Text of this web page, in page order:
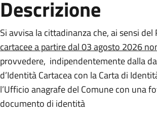
Descrizione
Si avvisa la cittadinanza che, ai sensi
cartacee a partire dal 03 agosto 2026
provvedere, indipendentemente dalla
d’Identità Cartacea con la Carta di
l’Ufficio anagrafe del Comune con una
documento di identità